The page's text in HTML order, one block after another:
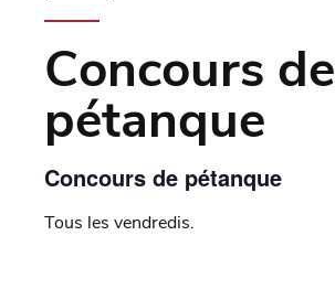
Concours de
pétanque
Concours de pétanque
Tous les vendredis.